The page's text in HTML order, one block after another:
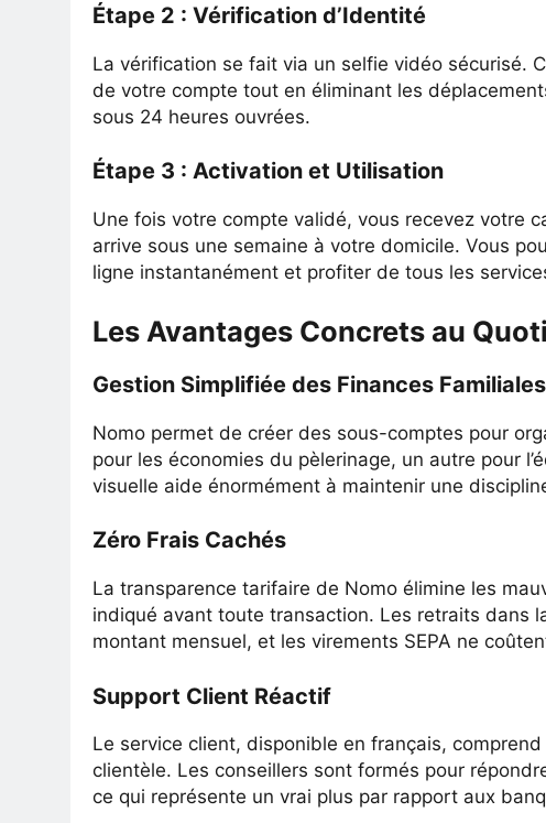
Étape 2 : Vérification d’Identité
La vérification se fait via un selfie vidéo sécurisé.
de votre compte tout en éliminant les
sous 24 heures ouvrées.
Étape 3 : Activation et Utilisation
Une fois votre compte validé, vous recevez votre
arrive sous une semaine à votre domicile. Vous
ligne instantanément et profiter de tous les
Les Avantages Concrets au
Gestion Simplifiée des Finances Familiales
Nomo permet de créer des sous-comptes pour
pour les économies du pèlerinage, un autre pour
visuelle aide énormément à maintenir une
Zéro Frais Cachés
La transparence tarifaire de Nomo élimine les
indiqué avant toute transaction. Les retraits dans
montant mensuel, et les virements SEPA ne
Support Client Réactif
Le service client, disponible en français,
clientèle. Les conseillers sont formés pour
ce qui représente un vrai plus par rapport aux